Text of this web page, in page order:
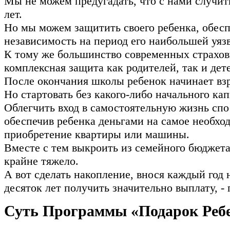
лет.
Но мы можем защитить своего ребенка,
независимость на период его наибольшей
К тому же большинство современных
комплексная защита как родителей, так и
После окончания школы ребенок начинает
Но стартовать без какого-либо начального
Облегчить вход в самостоятельную жизнь
обеспечив ребенка деньгами на самое
приобретение квартиры или машины.
Вместе с тем выкроить из семейного
крайне тяжело.
А вот сделать накопление, внося каждый
десяток лет получить значительно выплату,
Суть Программы «Подарок